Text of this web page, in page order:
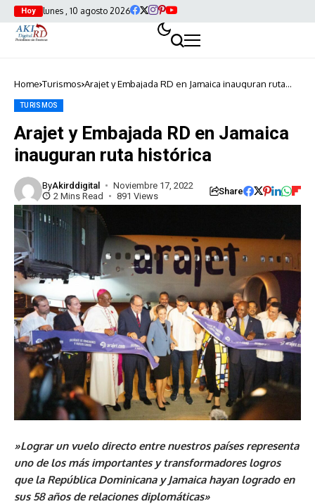
Hoy lunes , 10 agosto 2026
Home Turismos Arajet y Embajada RD en Jamaica inauguran ruta
TURISMOS
Arajet y Embajada RD en Jamaica
inauguran ruta histórica
ByAkirddigital
Noviembre 17, 2022
2 Mins Read
891 Views Share
»Lograr un vuelo directo entre nuestros países representa
uno de los más importantes y transformadores logros
que la República Dominicana y Jamaica hayan logrado en
sus 58 años de relaciones diplomáticas»